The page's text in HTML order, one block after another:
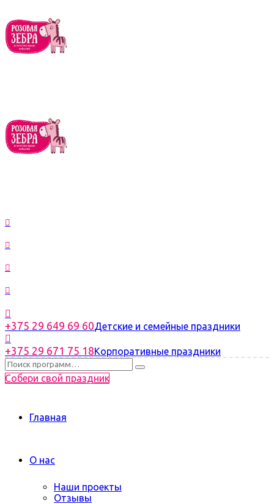
+375 29 649 69 60Детские и семейные праздники
+375 29 671 75 18Корпоративные праздники
Собери свой праздник
Главная
О нас
Наши проекты
Отзывы